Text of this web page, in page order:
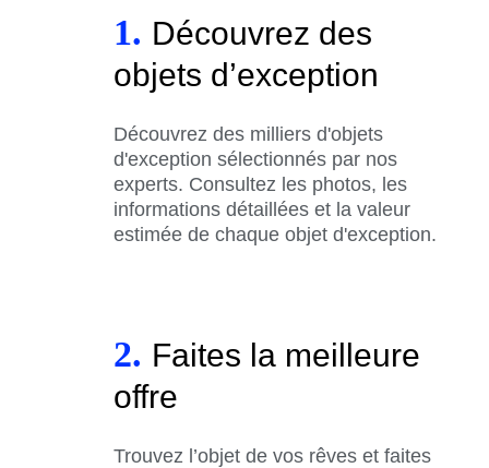
1. Découvrez des
objets d’exception
Découvrez des milliers d'objets
d'exception sélectionnés par nos
experts. Consultez les photos, les
informations détaillées et la valeur
estimée de chaque objet d'exception.
2. Faites la meilleure
offre
Trouvez l’objet de vos rêves et faites